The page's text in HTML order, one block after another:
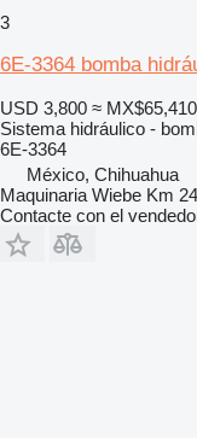
3
6E-3364 bomba
USD 3,800 ≈ MX$65,410
Sistema hidráulico -
6E-3364
México, Chihuahua
Maquinaria Wiebe Km
Contacte con el